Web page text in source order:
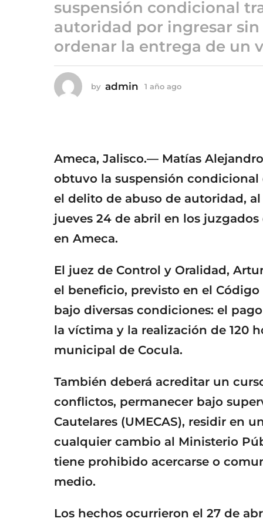
ñ
a
g
suspensión condicional
autoridad por ingresar
ordenar la entrega de un
by admin 1 año ago
o
Ameca, Jalisco.— Matías
obtuvo la suspensión
el delito de abuso de autoridad,
jueves 24 de abril en los
en Ameca.
El juez de Control y Oralidad,
el beneficio, previsto en el
bajo diversas condiciones: el
la víctima y la realización de 120
municipal de Cocula.
También deberá acreditar un
conflictos, permanecer bajo
Cautelares (UMECAS), residir en
cualquier cambio al Ministerio
tiene prohibido acercarse o
medio.
Los hechos ocurrieron el 27 de